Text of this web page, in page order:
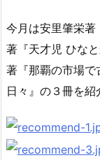
今月は安里肇栄著
著『天才児 ひな
著『那覇の市場
日々』の３冊を紹